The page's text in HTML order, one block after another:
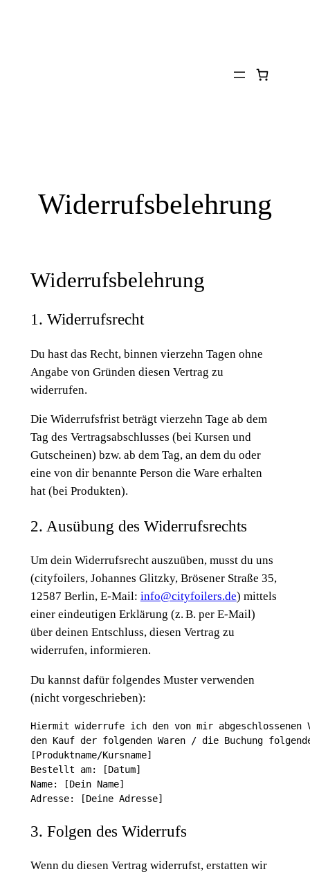
Widerrufsbelehrung
Widerrufsbelehrung
1. Widerrufsrecht
Du hast das Recht, binnen vierzehn Tagen ohne
Angabe von Gründen diesen Vertrag zu
widerrufen.
Die Widerrufsfrist beträgt vierzehn Tage ab dem
Tag des Vertragsabschlusses (bei Kursen und
Gutscheinen) bzw. ab dem Tag, an dem du oder
eine von dir benannte Person die Ware erhalten
hat (bei Produkten).
2. Ausübung des Widerrufsrechts
Um dein Widerrufsrecht auszuüben, musst du uns
(cityfoilers, Johannes Glitzky, Brösener Straße 35,
12587 Berlin, E-Mail: info@cityfoilers.de) mittels
einer eindeutigen Erklärung (z. B. per E-Mail)
über deinen Entschluss, diesen Vertrag zu
widerrufen, informieren.
Du kannst dafür folgendes Muster verwenden
(nicht vorgeschrieben):
Hiermit widerrufe ich den von mir abgeschlossenen
den Kauf der folgenden Waren / die Buchung
[Produktname/Kursname]
Bestellt am: [Datum]
Name: [Dein Name]
3. Folgen des Widerrufs
Wenn du diesen Vertrag widerrufst, erstatten wir